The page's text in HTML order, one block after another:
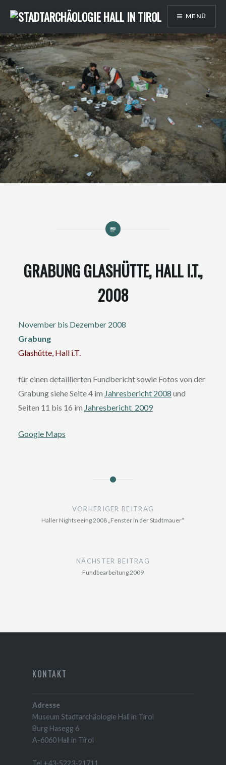
zum
Inhalt
MENÜ
GRABUNG GLASHÜTTE, HALL I.T.,
2008
November bis Dezember 2008
Grabung
Glashütte, Hall i.T.
für einen detaillierten Fundbericht sowie Fotos von der
Grabung siehe Seite 4 im Jahresbericht 2008 und
Seiten 11 bis 16 im Jahresbericht_2009
Google Maps
VORHERIGER BEITRAG
Haller Nightseeing 2008 „Fenster in der Stadtmauer“
NÄCHSTER BEITRAG
Fundbearbeitung 2009
KONTAKT
Adresse
Museum Stadtarchäologie Hall in Tirol
Burg Hasegg 6
A-6060 Hall in Tirol
Tel +43-5223-21711